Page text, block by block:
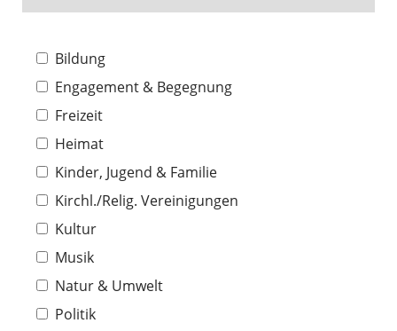
Bildung
Engagement & Begegnung
Freizeit
Heimat
Kinder, Jugend & Familie
Kirchl./Relig. Vereinigungen
Kultur
Musik
Natur & Umwelt
Politik